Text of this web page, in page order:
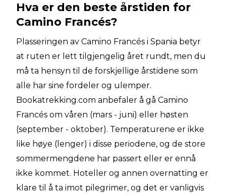
Hva er den beste årstiden for
Camino Francés?
Plasseringen av Camino Francés i Spania betyr
at ruten er lett tilgjengelig året rundt, men du
må ta hensyn til de forskjellige årstidene som
alle har sine fordeler og ulemper.
Bookatrekking.com anbefaler å gå Camino
Francés om våren (mars - juni) eller høsten
(september - oktober). Temperaturene er ikke
like høye (lenger) i disse periodene, og de store
sommermengdene har passert eller er ennå
ikke kommet. Hoteller og annen overnatting er
klare til å ta imot pilegrimer, og det er vanligvis